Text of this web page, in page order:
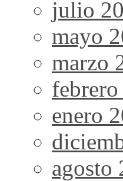
julio
mayo
marzo
febrero
enero
agosto